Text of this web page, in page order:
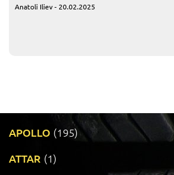
Anatoli Iliev - 20.02.2025
APOLLO (195)
ATTAR (1)